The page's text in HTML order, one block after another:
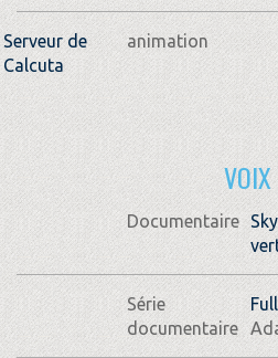
Serveur de
Calcuta
animation
VOIX
Documentaire
Série
documentaire